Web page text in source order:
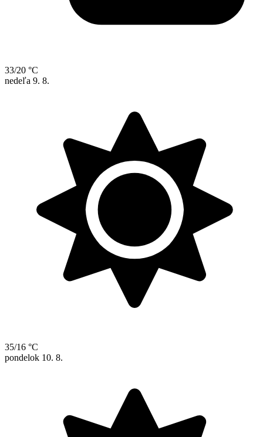
33/20 °C
nedeľa 9. 8.
35/16 °C
pondelok 10. 8.